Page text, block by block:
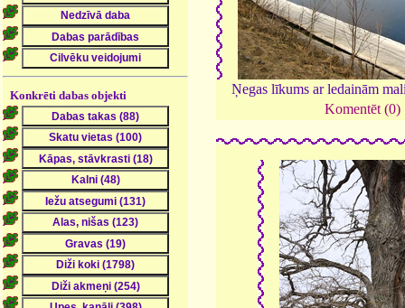
Konkrēti dabas objekti
Ņegas līkums ar ledainām
Komentēt (0)